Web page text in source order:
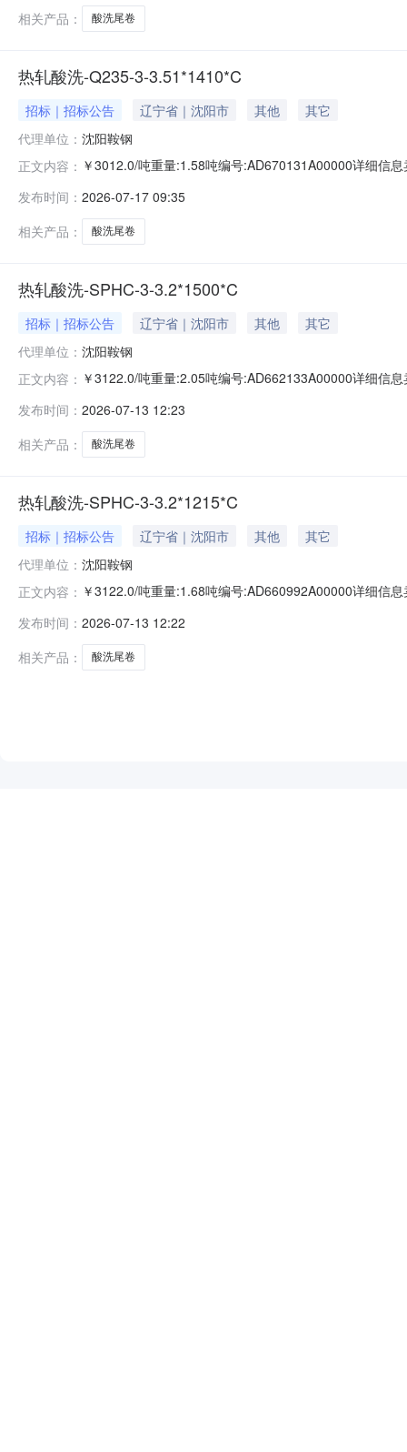
相关产品：
酸洗尾卷
热轧酸洗-Q235-3-3.51*1410*C
招标｜招标公告 辽宁省｜沈阳市 其他
其它
代理单位： 沈阳鞍钢
正文内容： ￥3012.0/吨重量:1.58吨编号:AD670131A00000详细信
求产线名称:冷轧1#线锌层重量代码描述:上表面锌层重量
发布时间： 2026-07-17 09:35
相关产品：
酸洗尾卷
热轧酸洗-SPHC-3-3.2*1500*C
招标｜招标公告 辽宁省｜沈阳市 其他
其它
代理单位： 沈阳鞍钢
正文内容： ￥3122.0/吨重量:2.05吨编号:AD662133A00000详细信
求产线名称:冷轧1#线锌层重量代码描述:上表面锌层重量
发布时间： 2026-07-13 12:23
相关产品：
酸洗尾卷
热轧酸洗-SPHC-3-3.2*1215*C
招标｜招标公告 辽宁省｜沈阳市 其他
其它
代理单位： 沈阳鞍钢
正文内容： ￥3122.0/吨重量:1.68吨编号:AD660992A00000详细信
求产线名称:冷轧1#线锌层重量代码描述:上表面锌层重量
发布时间： 2026-07-13 12:22
相关产品：
酸洗尾卷